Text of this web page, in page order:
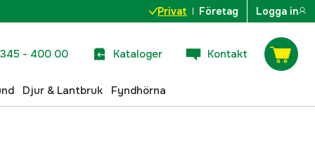
Privat Företag Logga in
- 400 00 Kataloger Kontakt
Djur & Lantbruk Fyndhörna